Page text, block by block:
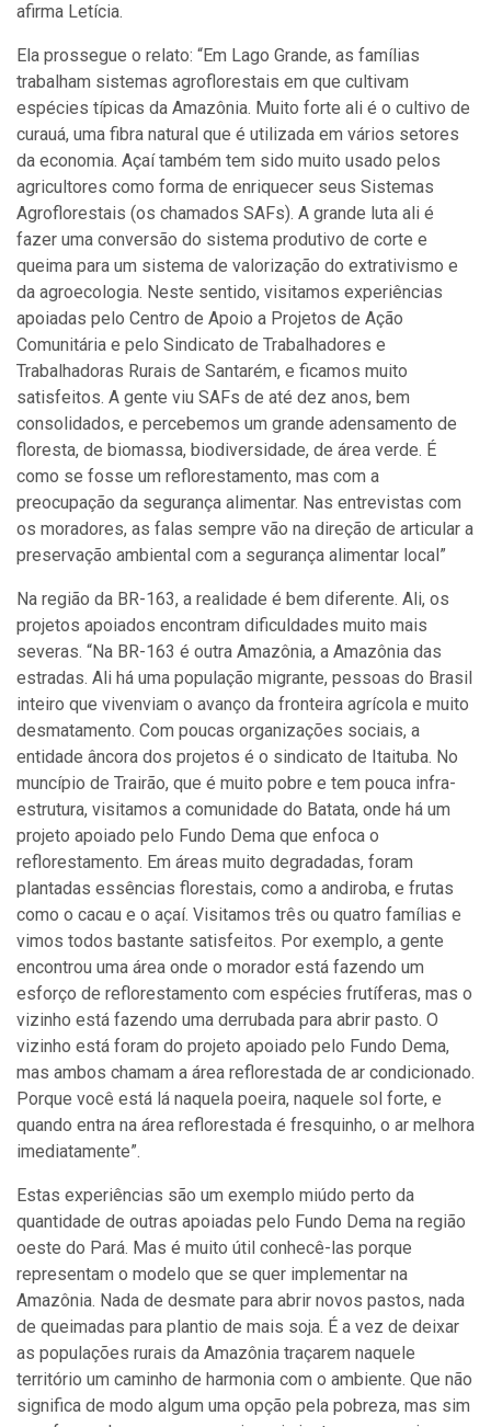
afirma Letícia.
Ela prossegue o relato: “Em Lago Grande, as famílias
trabalham sistemas agroflorestais em que cultivam
espécies típicas da Amazônia. Muito forte ali é o cultivo de
curauá, uma fibra natural que é utilizada em vários setores
da economia. Açaí também tem sido muito usado pelos
agricultores como forma de enriquecer seus Sistemas
Agroflorestais (os chamados SAFs). A grande luta ali é
fazer uma conversão do sistema produtivo de corte e
queima para um sistema de valorização do extrativismo e
da agroecologia. Neste sentido, visitamos experiências
apoiadas pelo Centro de Apoio a Projetos de Ação
Comunitária e pelo Sindicato de Trabalhadores e
Trabalhadoras Rurais de Santarém, e ficamos muito
satisfeitos. A gente viu SAFs de até dez anos, bem
consolidados, e percebemos um grande adensamento de
floresta, de biomassa, biodiversidade, de área verde. É
como se fosse um reflorestamento, mas com a
preocupação da segurança alimentar. Nas entrevistas com
os moradores, as falas sempre vão na direção de articular a
preservação ambiental com a segurança alimentar local”
Na região da BR-163, a realidade é bem diferente. Ali, os
projetos apoiados encontram dificuldades muito mais
severas. “Na BR-163 é outra Amazônia, a Amazônia das
estradas. Ali há uma população migrante, pessoas do Brasil
inteiro que vivenviam o avanço da fronteira agrícola e muito
desmatamento. Com poucas organizações sociais, a
entidade âncora dos projetos é o sindicato de Itaituba. No
muncípio de Trairão, que é muito pobre e tem pouca infra-
estrutura, visitamos a comunidade do Batata, onde há um
projeto apoiado pelo Fundo Dema que enfoca o
reflorestamento. Em áreas muito degradadas, foram
plantadas essências florestais, como a andiroba, e frutas
como o cacau e o açaí. Visitamos três ou quatro famílias e
vimos todos bastante satisfeitos. Por exemplo, a gente
encontrou uma área onde o morador está fazendo um
esforço de reflorestamento com espécies frutíferas, mas o
vizinho está fazendo uma derrubada para abrir pasto. O
vizinho está foram do projeto apoiado pelo Fundo Dema,
mas ambos chamam a área reflorestada de ar condicionado.
Porque você está lá naquela poeira, naquele sol forte, e
quando entra na área reflorestada é fresquinho, o ar melhora
imediatamente”.
Estas experiências são um exemplo miúdo perto da
quantidade de outras apoiadas pelo Fundo Dema na região
oeste do Pará. Mas é muito útil conhecê-las porque
representam o modelo que se quer implementar na
Amazônia. Nada de desmate para abrir novos pastos, nada
de queimadas para plantio de mais soja. É a vez de deixar
as populações rurais da Amazônia traçarem naquele
território um caminho de harmonia com o ambiente. Que não
significa de modo algum uma opção pela pobreza, mas sim